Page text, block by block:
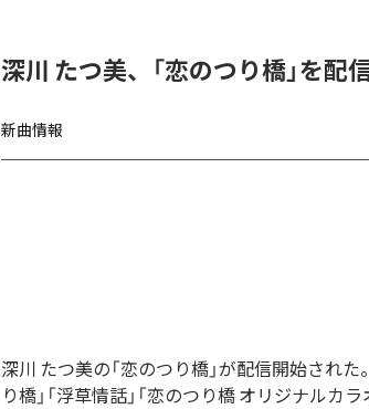
深川 たつ美、「恋のつり橋」を配
新曲情報
深川 たつ美の「恋のつり橋」が配信開始され
り橋」「浮草情話」「恋のつり橋 オリジナルカ